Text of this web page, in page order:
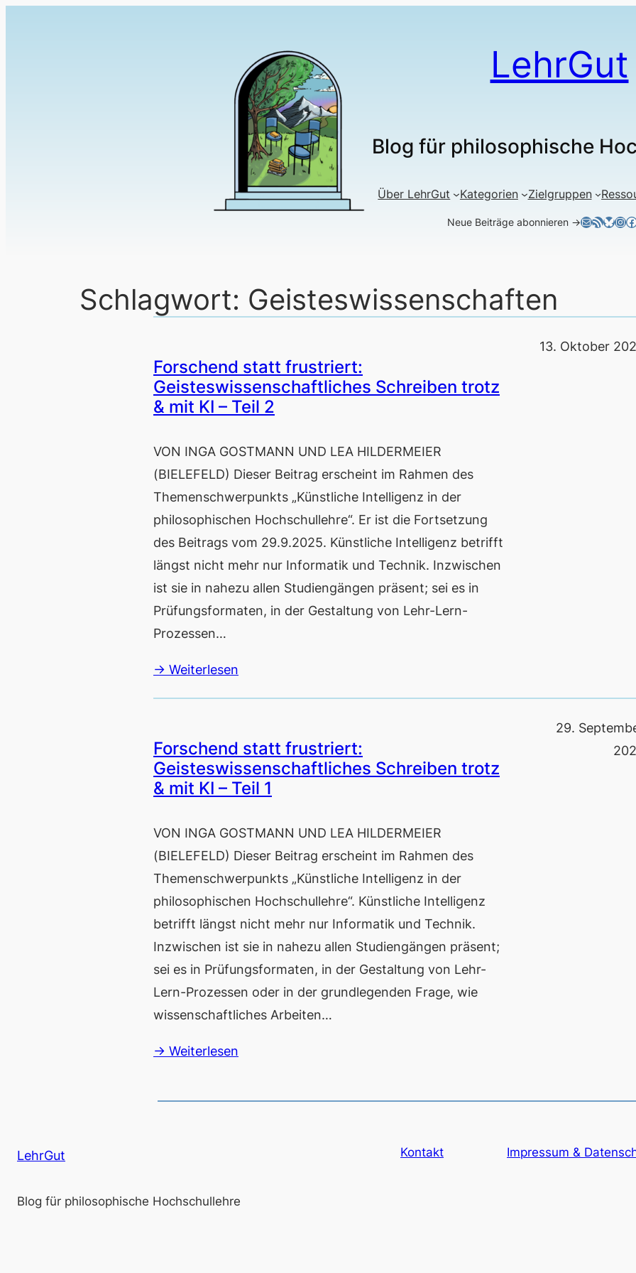
LehrGut
Blog für philosophische
Über LehrGut Kategorien Zielgruppen
Neue Beiträge abonnieren →E-MailRSS-Feed
Schlagwort: Geisteswissenschaften
Forschend statt frustriert:
Geisteswissenschaftliches Schreiben trotz
& mit KI – Teil 2
VON INGA GOSTMANN UND LEA HILDERMEIER
(BIELEFELD) Dieser Beitrag erscheint im Rahmen des
Themenschwerpunkts „Künstliche Intelligenz in der
philosophischen Hochschullehre“. Er ist die Fortsetzung
des Beitrags vom 29.9.2025. Künstliche Intelligenz betrifft
längst nicht mehr nur Informatik und Technik. Inzwischen
ist sie in nahezu allen Studiengängen präsent; sei es in
Prüfungsformaten, in der Gestaltung von Lehr-Lern-
Prozessen…
→ Weiterlesen
13. Oktober
Forschend statt frustriert:
Geisteswissenschaftliches Schreiben trotz
& mit KI – Teil 1
VON INGA GOSTMANN UND LEA HILDERMEIER
(BIELEFELD) Dieser Beitrag erscheint im Rahmen des
Themenschwerpunkts „Künstliche Intelligenz in der
philosophischen Hochschullehre“. Künstliche Intelligenz
betrifft längst nicht mehr nur Informatik und Technik.
Inzwischen ist sie in nahezu allen Studiengängen präsent;
sei es in Prüfungsformaten, in der Gestaltung von Lehr-
Lern-Prozessen oder in der grundlegenden Frage, wie
wissenschaftliches Arbeiten…
→ Weiterlesen
29.
LehrGut
Blog für philosophische Hochschullehre
Kontakt Impressum &